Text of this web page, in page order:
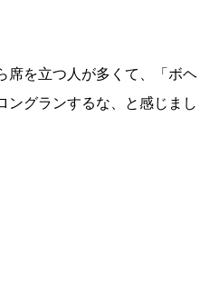
席を立つ人が多くて、「ボヘ
ングランするな、と感じまし